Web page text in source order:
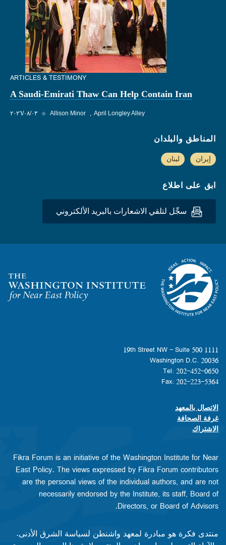
ARTICLES & TESTIMONY
A Saudi-Emirati Thaw Can Help Contain Iran
٠٣‏/٠٨‏/٢٠٢٦ ◆ Allison Minor April Longley Alley
المناطق والبلدان
إيران لبنان
ابق على اطلاع
سجِّل لتلقي الاشعارات بالبريد الألكتروني
Homepage
1111 19th Street NW - Suite 500
Washington D.C. 20036
Tel: 202-452-0650
Fax: 202-223-5364
Footer contact links
الاتصال بالمعهد
غرفة الصحافة
الاشتراك
Fikra Forum is an initiative of the Washington Institute for Near
East Policy. The views expressed by Fikra Forum contributors
are the personal views of the individual authors, and are not
necessarily endorsed by the Institute, its staff, Board of
Directors, or Board of Advisors.​​
منتدى فكرة هو مبادرة لمعهد واشنطن لسياسة الشرق الأدنى.